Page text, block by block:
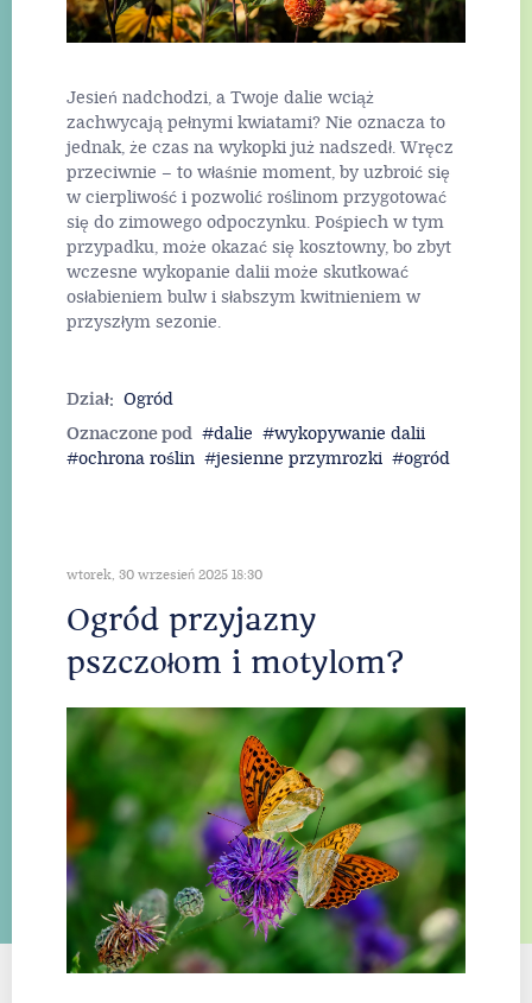
Jesień nadchodzi, a Twoje dalie wciąż
zachwycają pełnymi kwiatami? Nie oznacza to
jednak, że czas na wykopki już nadszedł. Wręcz
przeciwnie – to właśnie moment, by uzbroić się
w cierpliwość i pozwolić roślinom przygotować
się do zimowego odpoczynku. Pośpiech w tym
przypadku, może okazać się kosztowny, bo zbyt
wczesne wykopanie dalii może skutkować
osłabieniem bulw i słabszym kwitnieniem w
przyszłym sezonie.
Dział: Ogród
Oznaczone pod
dalie
wykopywanie dalii
ochrona roślin
jesienne przymrozki ogród
wtorek, 30 wrzesień 2025 18:30
Ogród przyjazny
pszczołom i motylom?